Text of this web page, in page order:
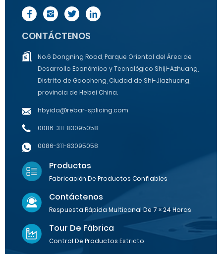
CONTÁCTENOS
No.6 Dongning Road, Parque Oriental del Área de
Desarrollo Económico y Tecnológico Shiji-Azhuang,
Distrito de Gaocheng, Ciudad de Shi-Jiazhuang,
provincia de Hebei China.
hbyida@rebar-splicing.com
0086-311-83095058
0086-311-83095058
Productos
Fabricación De Productos Confiables
Contáctenos
Respuesta Rápida Multicanal De 7 × 24 Horas
Tour De Fábrica
Control De Productos Estricto